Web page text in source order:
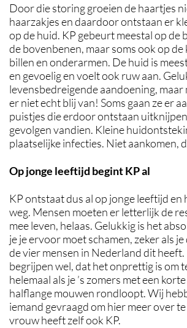
Door die storing groeien de haartjes
haarzakjes en daardoor ontstaan er
op de huid. KP gebeurt meestal op de
de bovenbenen, maar soms ook op
billen en onderarmen. De huid is
en gevoelig en voelt ook ruw aan.
levensbedreigende aandoening,
er niet echt blij van! Soms gaan ze er
puistjes die erdoor ontstaan
gevolgen vandien. Kleine
plaatselijke infecties. Niet aankomen,
Op jonge leeftijd begint KP al
KP ontstaat dus al op jonge leeftijd en
weg. Mensen moeten er letterlijk de
mee leven, helaas. Gelukkig is het
je je ervoor moet schamen, zeker als
de vier mensen in Nederland dit
begrijpen wel, dat het onprettig is om
helemaal als je ’s zomers met een
halflange mouwen rondloopt. Wij
iemand gevraagd om hier meer over
vrouw heeft zelf ook KP.